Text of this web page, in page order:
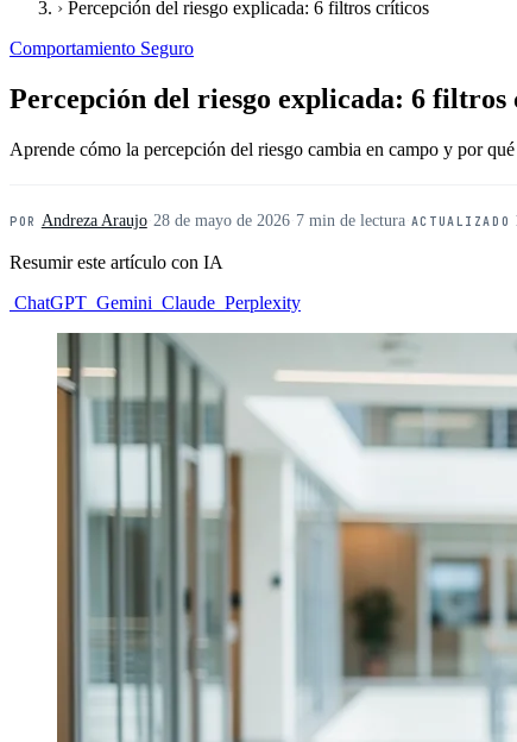
› Percepción del riesgo explicada: 6 filtros críticos
Comportamiento Seguro
Percepción del riesgo explicada: 6 filtros
Aprende cómo la percepción del riesgo cambia en campo y por
POR Andreza Araujo· 28 de mayo de 2026· 7 min de lectura· ACTUALIZADO
Resumir este artículo con IA
ChatGPT Gemini Claude Perplexity